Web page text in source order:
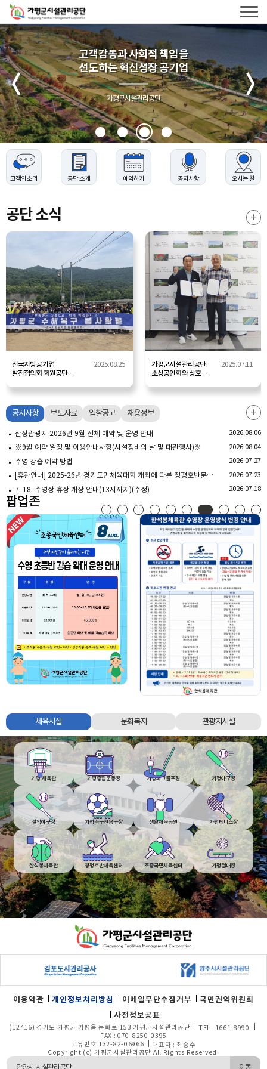
가평군시설관리공단
로고
전체
열기
가평군시설관리공단
고객감동과 사회적 책임을
선도하는 혁신성장 공기업
가평군시설관리공단
고객의 소리 공단 소개 예약하기 공지사항 오시는 길
메인배너
슬라이드
이전
공단 소식
전국지방공기업
발전협의회 회원공단과
전개
2025.08.25
가평군시설관리공단공단-
소상공인회와 상호
2025.07.11
공지사항 보도자료 입찰공고 채용정보
산장관광지 2026년 9월 전체 예약 및 운영 안내 2026.08.06
※9월 예약 일정 및 이용안내사항(시설정비의 날 및 대관행사)※ 2026.08.04
수영 강습 예약 방법 2026.07.27
[휴관안내] 2025-26년 경기도민체육대회 개최에 따른 청평호반문화체육센터 대회 일정 및 휴관 안내 2026.07.23
7. 18. 수영장 휴장 개장 안내(13시까지)(수정) 2026.07.18
더보기
팝업존
가평군시설관리공단
체육시설,
문화복지,
관광지시설
탭
영역
체육시설 문화복지 관광지시설
가평 체육관 가평종합운동장 가평파크골프장 가평야구장
설악야구장 가평축구전용구장 생활체육공원 가평테니스장
한석봉체육관 청평호반체육센터 조중국민체육센터 가평썰매장
영역
이용약관 개인정보처리방침 이메일무단수집거부
국민권익위원회
사전정보공표
(12416) 경기도 가평군 가평읍 문화로 153 가평군시설관리공단
TEL: 1661-8990
FAX : 070-8250-0395
고유번호 132-82-06966
대표자 : 최승수
Copyright (c) 가평군시설관리공단 All Rights Reserved.
이동